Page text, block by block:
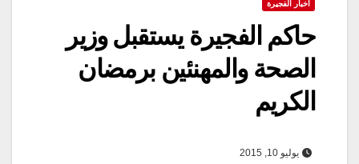
اخبار الفجيرة
حاكم الفجيرة يستقبل وزير
الصحة والمهنئين برمضان
الكريم
يوليو 10, 2015